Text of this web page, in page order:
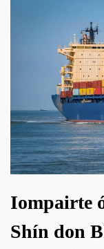
Iompairte
Shín don